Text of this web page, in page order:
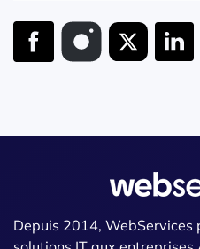
Depuis 2014, WebServices